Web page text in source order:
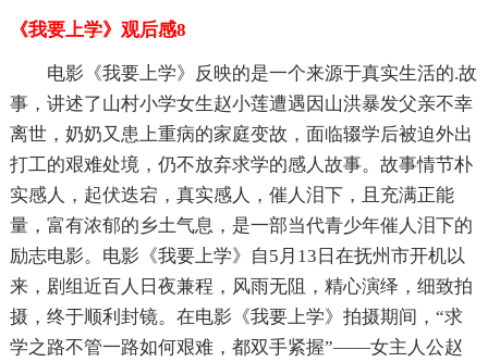
《我要上学》观后感8
电影《我要上学》反映的是一个来源于真实生活的.故
事，讲述了山村小学女生赵小莲遭遇因山洪暴发父亲不幸
离世，奶奶又患上重病的家庭变故，面临辍学后被迫外出
打工的艰难处境，仍不放弃求学的感人故事。故事情节朴
实感人，起伏迭宕，真实感人，催人泪下，且充满正能
量，富有浓郁的乡土气息，是一部当代青少年催人泪下的
励志电影。电影《我要上学》自5月13日在抚州市开机以
来，剧组近百人日夜兼程，风雨无阻，精心演绎，细致拍
摄，终于顺利封镜。在电影《我要上学》拍摄期间，“求
学之路不管一路如何艰难，都双手紧握”——女主人公赵